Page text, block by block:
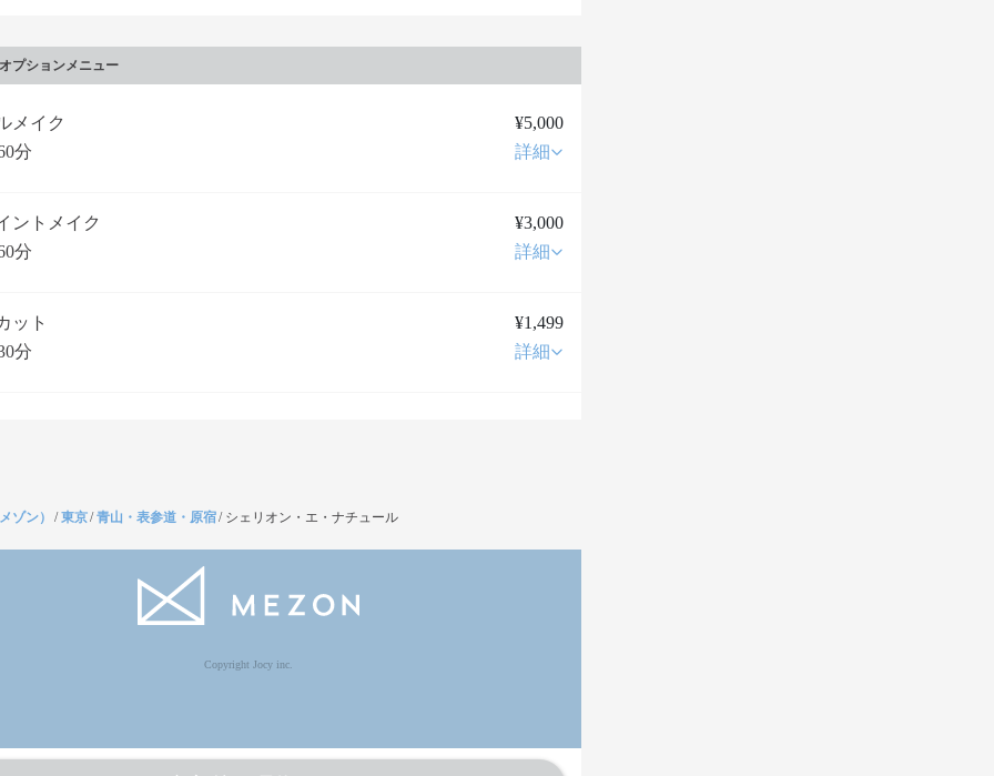
プションメニュー
メイク
¥5,000
分
詳細
ントメイク
¥3,000
分
詳細
ット
¥1,499
分
詳細
ゾン） /東京/青山・表参道・原宿/ シェリオン・エ・ナチュール
Copyright Jocy inc.